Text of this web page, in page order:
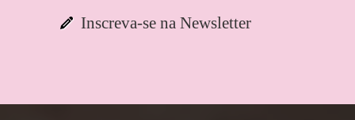
Inscreva-se na Newsletter